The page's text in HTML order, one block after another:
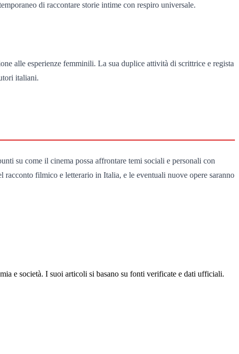
di raccontare storie intime con respiro universale.
alle esperienze femminili. La sua duplice attività di scrittrice e regista
italiani.
su come il cinema possa affrontare temi sociali e personali con
filmico e letterario in Italia, e le eventuali nuove opere saranno
e società. I suoi articoli si basano su fonti verificate e dati ufficiali.